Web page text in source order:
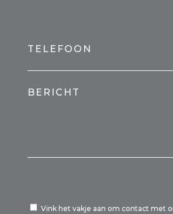
TELEFOON
BERICHT
Vink het vakje aan om contact met